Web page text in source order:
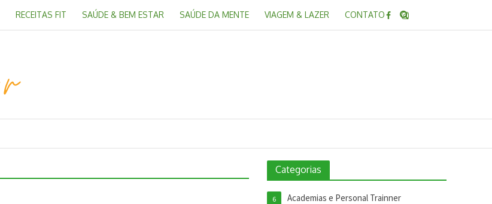
RECEITAS FIT SAÚDE & BEM ESTAR SAÚDE DA MENTE VIAGEM & LAZER CONTATO
Categorias
Academias e Personal Trainner
6